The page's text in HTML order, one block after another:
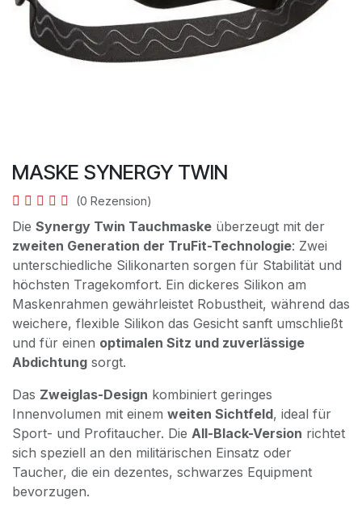
MASKE SYNERGY TWIN
(0 Rezension)
Die Synergy Twin Tauchmaske überzeugt mit der
zweiten Generation der TruFit-Technologie: Zwei
unterschiedliche Silikonarten sorgen für Stabilität und
höchsten Tragekomfort. Ein dickeres Silikon am
Maskenrahmen gewährleistet Robustheit, während das
weichere, flexible Silikon das Gesicht sanft umschließt
und für einen optimalen Sitz und zuverlässige
Abdichtung sorgt.
Das Zweiglas-Design kombiniert geringes
Innenvolumen mit einem weiten Sichtfeld, ideal für
Sport- und Profitaucher. Die All-Black-Version richtet
sich speziell an den militärischen Einsatz oder
Taucher, die ein dezentes, schwarzes Equipment
bevorzugen.